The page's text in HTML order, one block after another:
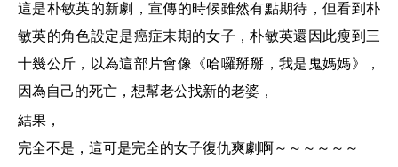
這是朴敏英的新劇，宣傳的時候雖然有點期待，但看到朴
敏英的角色設定是癌症末期的女子，朴敏英還因此瘦到三
十幾公斤，以為這部片會像《哈囉掰掰，我是鬼媽媽》，
因為自己的死亡，想幫老公找新的老婆，
結果，
完全不是，這可是完全的女子復仇爽劇啊～～～～～～